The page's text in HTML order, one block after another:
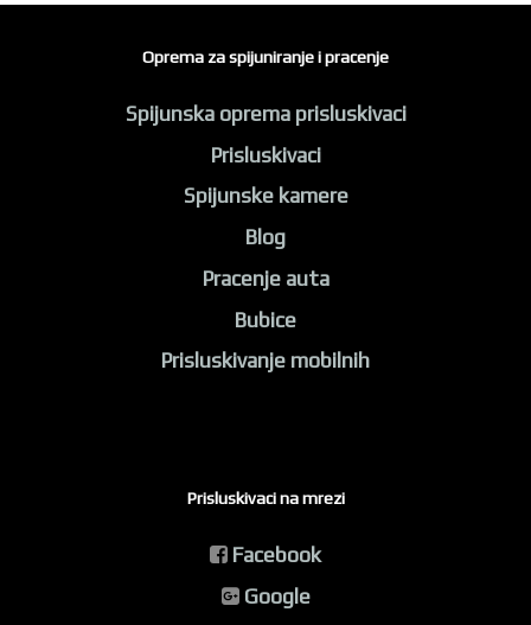
Oprema za spijuniranje i pracenje
Spijunska oprema prisluskivaci
Prisluskivaci
Spijunske kamere
Blog
Pracenje auta
Bubice
Prisluskivanje mobilnih
Prisluskivaci na mrezi
Facebook
Google